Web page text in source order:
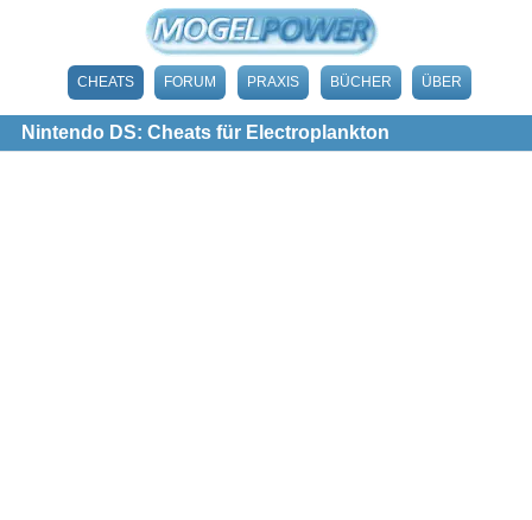
CHEATS FORUM PRAXIS BÜCHER ÜBER
Nintendo DS: Cheats für Electroplankton